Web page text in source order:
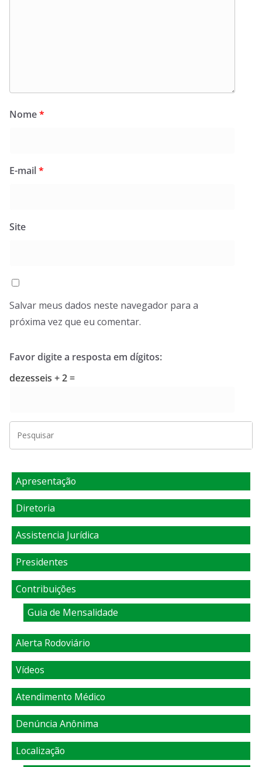
Nome*
E-mail*
Site
Salvar meus dados neste navegador para a
próxima vez que eu comentar.
Favor digite a resposta em dígitos:
dezesseis + 2 =
Apresentação
Diretoria
Assistencia Jurídica
Presidentes
Contribuições
Guia de Mensalidade
Alerta Rodoviário
Vídeos
Atendimento Médico
Denúncia Anônima
Localização